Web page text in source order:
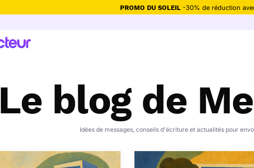
PROMO DU SOLEIL-30% de réduction
Le blog de
Idées de messages, conseils d'écriture et actualités pour